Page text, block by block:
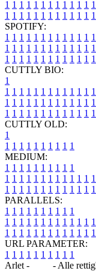
1 1 1 1 1 1 1 1 1 1 1 1 1
1 1 1 1 1 1 1 1 1 1 1 1 1
SPOTIFY:
1 1 1 1 1 1 1 1 1 1 1 1 1
1 1 1 1 1 1 1 1 1 1 1 1 1
1 1 1 1 1 1 1 1 1 1 1 1 1
CUTTLY BIO:
1
1 1 1 1 1 1 1 1 1 1 1 1 1
1 1 1 1 1 1 1 1 1 1 1 1 1
1 1 1 1 1 1 1 1 1 1 1 1 1
CUTTLY OLD:
1
1 1 1 1 1 1 1 1 1 1
MEDIUM:
1 1 1 1 1 1 1 1 1 1
1 1 1 1 1 1 1 1 1 1 1 1 1
1 1 1 1 1 1 1 1 1 1 1 1 1
PARALLELS:
1 1 1 1 1 1 1 1 1 1
1 1 1 1 1 1 1 1 1 1 1 1 1
1 1 1 1 1 1 1 1 1 1 1 1 1
URL PARAMETER:
1 1 1 1 1 1 1 1 1 1
Arlet -
- Alle